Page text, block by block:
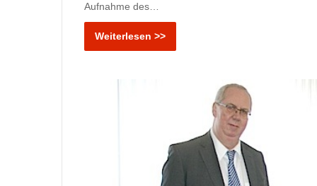
Aufnahme des…
Weiterlesen >>